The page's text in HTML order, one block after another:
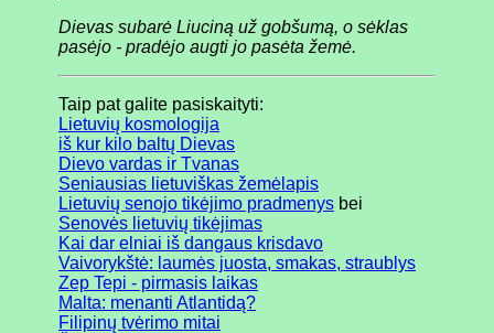
Dievas subarė Liuciną už gobšumą, o sėklas
pasėjo - pradėjo augti jo pasėta žemė.
Taip pat galite pasiskaityti:
Lietuvių kosmologija
iš kur kilo baltų Dievas
Dievo vardas ir Tvanas
Seniausias lietuviškas žemėlapis
Lietuvių senojo tikėjimo pradmenys bei
Senovės lietuvių tikėjimas
Kai dar elniai iš dangaus krisdavo
Vaivorykštė: laumės juosta, smakas, straublys
Zep Tepi - pirmasis laikas
Malta: menanti Atlantidą?
Filipinų tvėrimo mitai